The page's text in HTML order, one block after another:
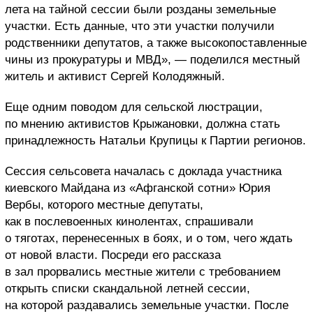
лета на тайной сессии были розданы земельные
участки. Есть данные, что эти участки получили
родственники депутатов, а также высокопоставленные
чины из прокуратуры и МВД», — поделился местный
житель и активист Сергей Колодяжный.
Еще одним поводом для сельской люстрации,
по мнению активистов Крыжановки, должна стать
принадлежность Натальи Крупицы к Партии регионов.
Сессия сельсовета началась с доклада участника
киевского Майдана из «Афганской сотни» Юрия
Вербы, которого местные депутаты,
как в послевоенных кинолентах, спрашивали
о тяготах, перенесенных в боях, и о том, чего ждать
от новой власти. Посреди его рассказа
в зал прорвались местные жители с требованием
открыть списки скандальной летней сессии,
на которой раздавались земельные участки. После